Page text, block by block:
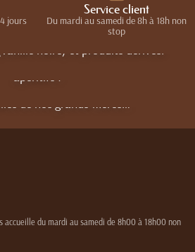
jours
Service client
Du mardi au samedi de 8h à 18h non
stop
et gourmands qu’Authentic
sa plus belle sélection de
noire) et produits dérivés.
Kalios
pour accompagner vos plats et
apéritifs !
d'Armorine
d’une recette originale d’un sablé
blé noir, et de la fameuse crème
frais salé, issue de recettes
de nos grands-mères…
accueille du mardi au samedi de 8h00 à 18h00 non